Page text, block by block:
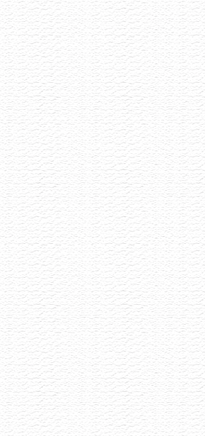
Akce již
Letní Pétnaty
22.6.2026
Selekce pétnatů napříč styly i
Vinařství Ilias
8.6.2026
Malé rodinné vynařství z Pavlova